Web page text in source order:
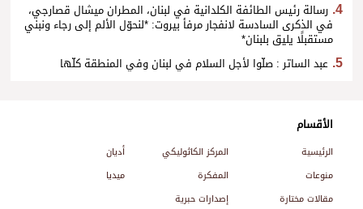
رسالة رئيس الطائفة الكلدانية في لبنان، المطران ميشال قصارجي،
في الذكرى السادسة لانفجار مرفأ بيروت: *لنحوّل الألم إلى رجاء ونبني
مستقبلًا يليق بلبنان*
عبد الساتر : صلّوا لأجل السلام في لبنان وفي المنطقة كلّها
الأقسام
الرئيسية المركز الكاثوليكي
أديان
منوعات
المفكرة
ميديا
مقالات مختارة
إصدارات حبرية